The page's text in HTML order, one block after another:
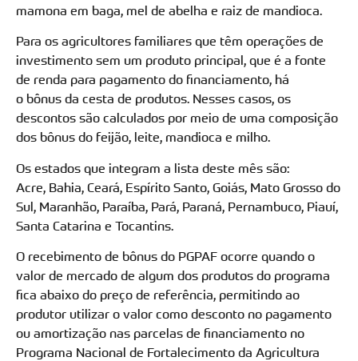
mamona em baga, mel de abelha e raiz de mandioca.
Para os agricultores familiares que têm operações de
investimento sem um produto principal, que é a fonte
de renda para pagamento do financiamento, há
o bônus da cesta de produtos. Nesses casos, os
descontos são calculados por meio de uma composição
dos bônus do feijão, leite, mandioca e milho.
Os estados que integram a lista deste mês são:
Acre, Bahia, Ceará, Espírito Santo, Goiás, Mato Grosso do
Sul, Maranhão, Paraíba, Pará, Paraná, Pernambuco, Piauí,
Santa Catarina e Tocantins.
O recebimento de bônus do PGPAF ocorre quando o
valor de mercado de algum dos produtos do programa
fica abaixo do preço de referência, permitindo ao
produtor utilizar o valor como desconto no pagamento
ou amortização nas parcelas de financiamento no
Programa Nacional de Fortalecimento da Agricultura